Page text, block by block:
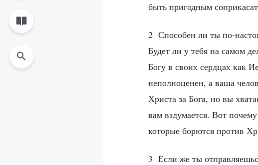
быть пригодным
2 Способен ли ты по-
Будет ли у тебя на самом
Богу в своих сердцах как
неполноценен, а ваша
Христа за Бога, но вы
вам вздумается. Вот
которые борются против
3 Если же ты